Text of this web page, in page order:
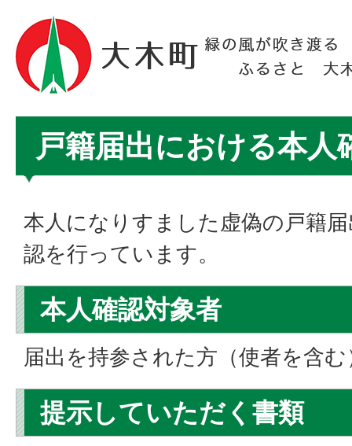
戸籍届出における本人
本人になりすました虚偽の戸籍
認を行っています。
本人確認対象者
届出を持参された方（使者を含む
提示していただく書類